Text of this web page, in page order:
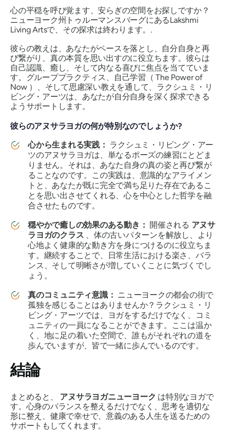
心の平穏を呼び覚ます、安らぎの空間をお探しですか？
ニューヨーク州トゥルーマンスバーグにあるLakshmi
Living Artsで、その探求は終わります。.
彼らの教えは、あなたがペースを落とし、自分自身と再
び繋がり、真の本質を思い出すのに役立ちます。彼らは
自己認識、癒し、そして内なる喜びに焦点を当てていま
す。グループプラクティス、自己学習（The Power of
Now）、そして思慮深い教えを通して、ラクシュミ・リ
ビング・アーツは、あなたが自分自身を深く探求できる
ようサポートします。
彼らのアヌサラヨガの何が特別なのでしょうか?
心から生まれる実践： ラクシュミ・リビング・アー
ツのアヌサラヨガは、単なるポーズの練習にとどま
りません。それは、あなた自身の真の姿と再び繋が
ることなのです。この実践は、意識的なアライメン
トと、あなたが既に完全で満ち足りた存在であるこ
とを思い出させてくれる、心を中心とした哲学を融
合させたものです。
穏やかで癒しの効果のある動き： 開催される アヌサ
ラヨガのクラス
、体の古いパターンを解放し、より
心地よく健康的な動き方を身につけるのに役立ちま
す。継続することで、日常生活における楽さ、バラ
ンス、そして明晰さが増していくことに気づくでし
ょう。
真のコミュニティ意識： ニューヨークの都会の街で
孤独を感じることはありませんか？ラクシュミ・リ
ビング・アーツでは、ヨガをするだけでなく、コミ
ュニティの一員になることができます。ここは温か
く、地に足の着いた空間で、誰もがそれぞれの道を
歩んでいますが、皆で一緒に歩んでいるのです。
結論
まとめると、 アヌサラヨガニューヨーク は特別なヨガで
す。心身のバランスを整えるだけでなく、思考を適切な
形に整え、健康で幸せで、意義のある人生を送るための
サポートもしてくれます。